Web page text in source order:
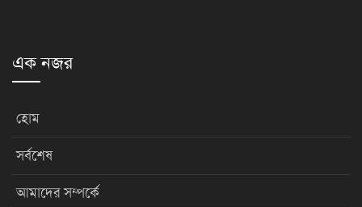
এক নজর
হোম
সর্বশেষ
আমাদের সম্পর্কে